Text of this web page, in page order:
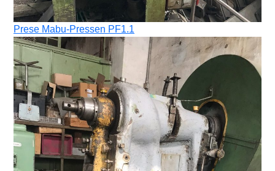
Prese Mabu-Pressen PF1.1